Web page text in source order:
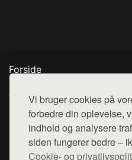
Vi bruger cookies på
forbedre din oplevelse,
indhold og analysere
siden fungerer bedre –
Cookie- og
Forside
Top Rabatter
Blog
Kontakt